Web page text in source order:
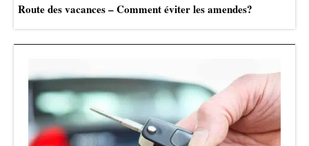
Route des vacances – Comment éviter les amendes?